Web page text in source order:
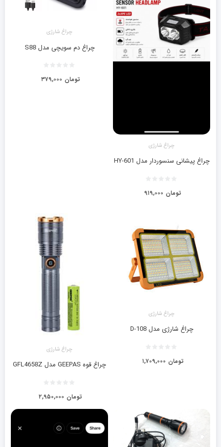
چراغ شارژی
چراغ پیشانی سنسوردار مدل HY-601
۹۱۹,۰۰۰ تومان
چراغ شارژی
چراغ دم سویچی مدل S88
۳۷۹,۰۰۰ تومان
چراغ شارژی
چراغ شارژی مدل D-108
۱,۷۰۹,۰۰۰ تومان
چراغ شارژی
چراغ قوه GEEPAS مدل GFL4658Z
۲,۹۵۰,۰۰۰ تومان